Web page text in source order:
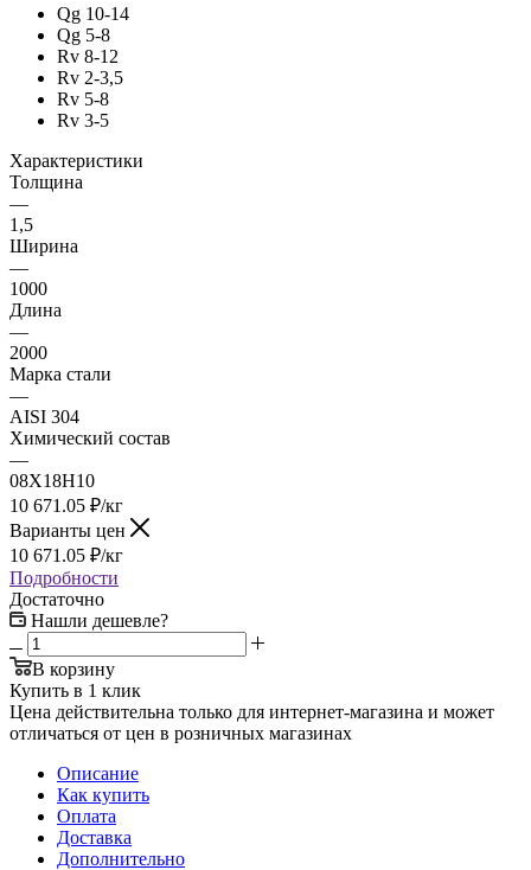
Qg 10-14
Qg 5-8
Rv 8-12
Rv 2-3,5
Rv 5-8
Rv 3-5
Характеристики
Толщина
—
1,5
Ширина
—
1000
Длина
—
2000
Марка стали
—
AISI 304
Химический состав
—
08Х18Н10
10 671.05 ₽/кг
Варианты цен
10 671.05 ₽/кг
Подробности
Достаточно
Нашли дешевле?
В корзину
Купить в 1 клик
Цена действительна только для интернет-магазина и может
отличаться от цен в розничных магазинах
Описание
Как купить
Оплата
Доставка
Дополнительно